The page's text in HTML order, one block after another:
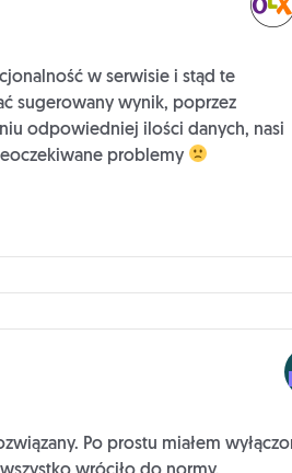
w serwisie i stąd te
sugerowany wynik, poprzez
odpowiedniej ilości danych, nasi
problemy
Po prostu miałem